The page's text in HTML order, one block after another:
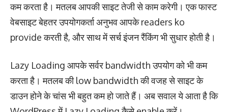
कम करता है। मतलब आपकी साइट तेजी से काम करेगी। एक फास्ट
वेबसाइट बेहतर उपयोगकर्ता अनुभव आपके readers ko
provide करती है, और साथ में सर्च इंजन रैंकिंग भी सुधार होती है।
Lazy Loading आपके सर्वर bandwidth उपयोग को भी कम
करता है। मतलब की low bandwidth की वजह से साइट के
डाउन होने के चांस भी बहुत कम हो जाते हैं। अब सवाल ये आता है कि